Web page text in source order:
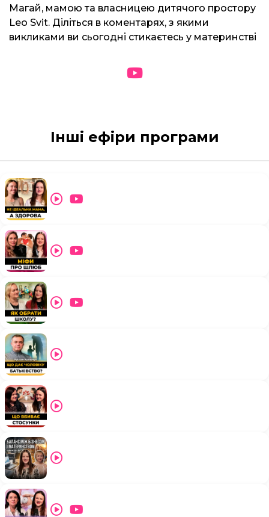
Магай, мамою та власницею дитячого простору
Leo Svit. Діліться в коментарях, з якими
викликами ви сьогодні стикаєтесь у материнстві
Інші ефіри програми